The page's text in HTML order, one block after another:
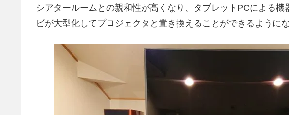
シアタールームとの親和性が高くなり、タブレットPCによる
ビが大型化してプロジェクタと置き換えることができるようにな